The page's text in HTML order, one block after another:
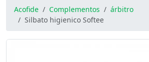
Acofide Complementos
árbitro
Silbato higienico Softee